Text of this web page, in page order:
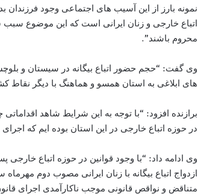
نمونه بارز از این آسیب های اجتماعی وجود
اتباع خارجی و زنان ایرانی است که این موضوع
محروم باشند”.
وی گفت: “حجم حضور اتباع بیگانه در سیستان و
های ابلاغی به استان همسو و هماهنگ با دیگر نقاط
برازنده افزود: “با توجه به این شرایط شاهد
در حوزه اتباع خارجی در این استان بوده ایم که
وی ادامه داد: “با وجود قوانین در حوزه اتباع
متناقض و نواقص قانونی موجب ناکارآمدی اجرای